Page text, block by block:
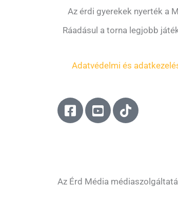
Az érdi gyerekek nyerték a
Ráadásul a torna legjobb
Adatvédelmi és
F
a
o
Y
o
e
T
i
Az Érd Média